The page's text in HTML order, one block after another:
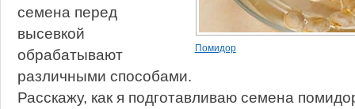
Помидор
семена перед
высевкой
обрабатывают
различными способами.
Расскажу, как я подготавливаю семена